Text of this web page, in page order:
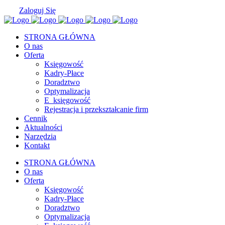
Zaloguj Się
STRONA GŁÓWNA
O nas
Oferta
Księgowość
Kadry-Płace
Doradztwo
Optymalizacja
E_księgowość
Rejestracja i przekształcanie firm
Cennik
Aktualności
Narzędzia
Kontakt
STRONA GŁÓWNA
O nas
Oferta
Księgowość
Kadry-Płace
Doradztwo
Optymalizacja